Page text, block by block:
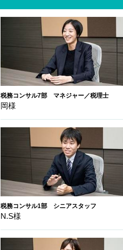
税務コンサル7部 マネジャー／税理士
岡様
税務コンサル1部 シニアスタッフ
N.S様